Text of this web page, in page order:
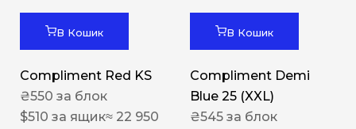
В Кошик
Compliment Red KS
₴550 за блок
$510 за ящик≈ 22 950
В Кошик
Compliment Demi
Blue 25 (XXL)
₴545 за блок